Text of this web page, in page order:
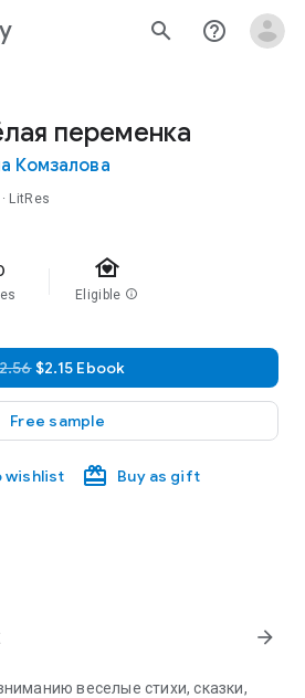
search help_outline
переменка
Комзалова
· LitRes
family_home
Eligible info
$2.15 Ebook
Free sample
wishlist Buy as gift
arrow_forward
веселые стихи, сказки,